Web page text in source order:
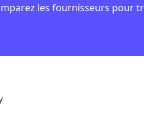
les fournisseurs pour